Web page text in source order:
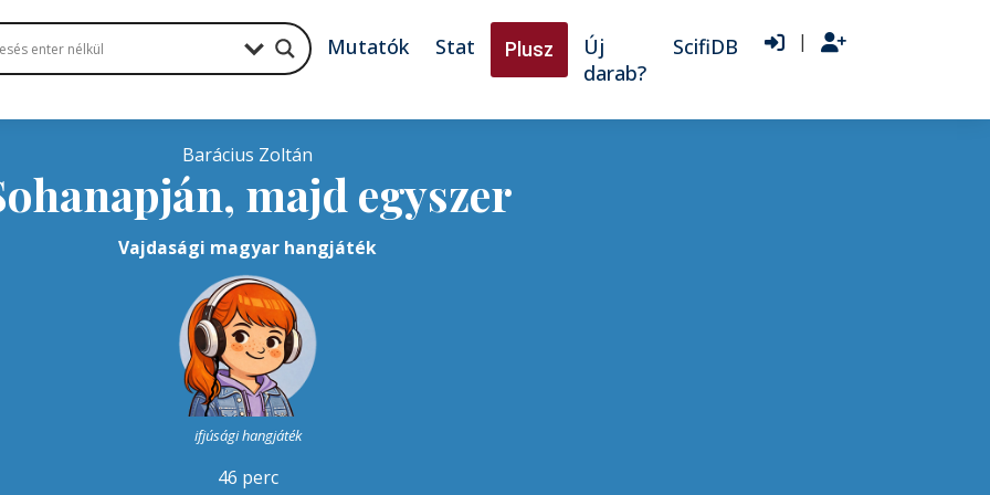
Mutatók Stat Plusz
Új
darab?
ScifiDB |
Barácius Zoltán
majd egyszer
Vajdasági magyar hangjáték
ifjúsági hangjáték
46 perc